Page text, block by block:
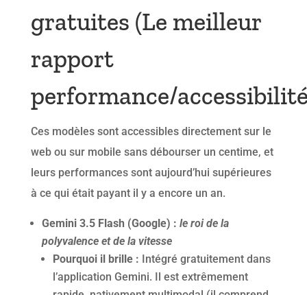
gratuites (Le meilleur
rapport
performance/
Ces modèles sont accessibles directement sur le
web ou sur mobile sans débourser un centime, et
leurs performances sont aujourd’hui supérieures
à ce qui était payant il y a encore un an.
Gemini 3.5 Flash (Google) : le roi de la
polyvalence et de la vitesse
Pourquoi il brille : Intégré gratuitement dans
l’application Gemini. Il est extrêmement